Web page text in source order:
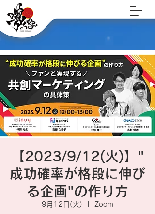
【2023/9/12(火)】"
成功確率が格段に伸び
る企画"の作り方
9月12日(火) Zoom